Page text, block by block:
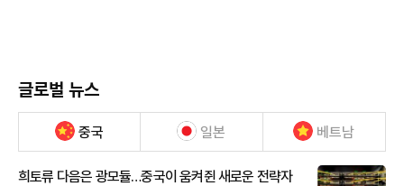
글로벌 뉴스
중국 일본 베트남
희토류 다음은 광모듈…중국이 움켜쥔 새로운 전략자